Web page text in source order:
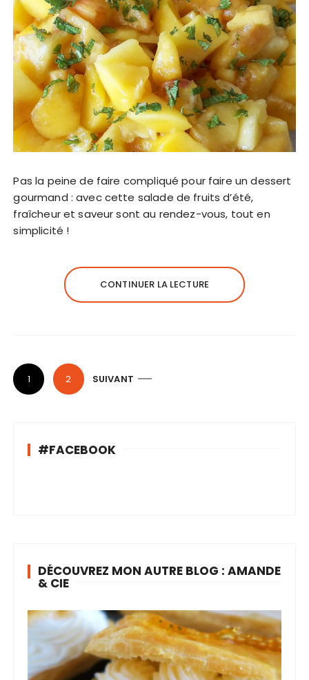
Pas la peine de faire compliqué pour faire un dessert
gourmand : avec cette salade de fruits d’été,
fraîcheur et saveur sont au rendez-vous, tout en
simplicité !
CONTINUER LA LECTURE
N
a
1 2 SUIVANT
#FACEBOOK
DÉCOUVREZ MON AUTRE BLOG : AMANDE
& CIE